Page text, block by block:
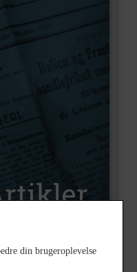
din brugeroplevelse